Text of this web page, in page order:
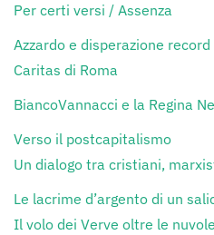
Per certi versi / Assenza
Azzardo e disperazione
Caritas di Roma
BiancoVannacci e la Regina
Verso il postcapitalismo
Un dialogo tra cristiani,
Le lacrime d’argento di un
Il volo dei Verve oltre le